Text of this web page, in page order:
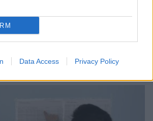
Data Access Privacy Policy
σχολές με τα υψηλότερα και